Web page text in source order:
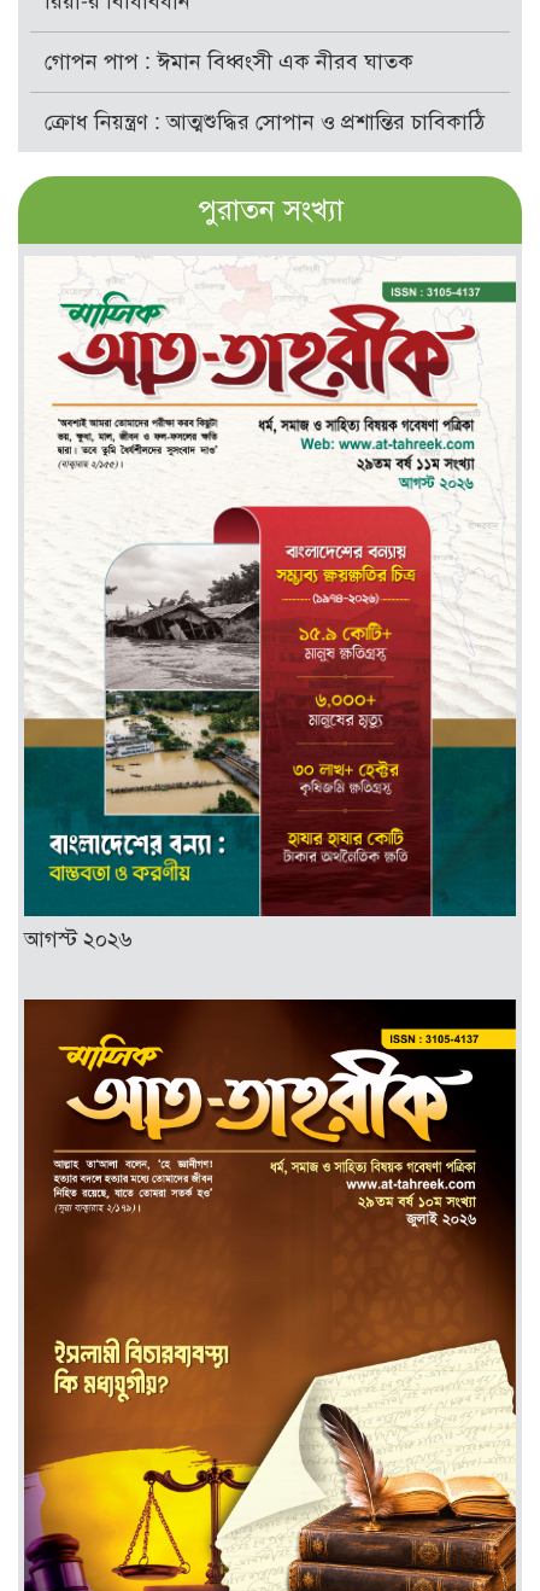
গোপন পাপ : ঈমান বিধ্বংসী এক নীরব ঘাতক
ক্রোধ নিয়ন্ত্রণ : আত্মশুদ্ধির সোপান ও প্রশান্তির চাবিকাঠি
পুরাতন সংখ্যা
আগস্ট ২০২৬